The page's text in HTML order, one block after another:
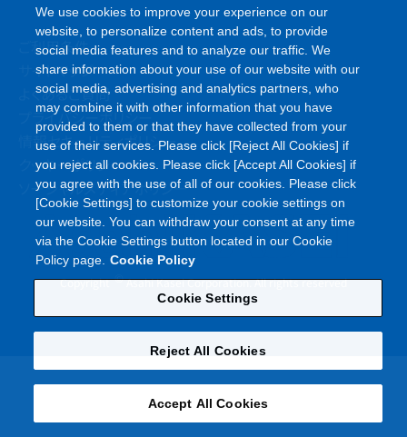
ご利用条件
サイトマップ
よくあるご質問
プライバシーポリシー
情報セキュリティポリシー
クッキーポリシー
ソーシャルメディアポリシー
Copyright©Asahi Kasei Corporation. All rights reserved
We use cookies to improve your experience on our
website, to personalize content and ads, to provide
social media features and to analyze our traffic. We
share information about your use of our website with our
social media, advertising and analytics partners, who
may combine it with other information that you have
provided to them or that they have collected from your
use of their services. Please click [Reject All Cookies] if
you reject all cookies. Please click [Accept All Cookies] if
you agree with the use of all of our cookies. Please click
[Cookie Settings] to customize your cookie settings on
our website. You can withdraw your consent at any time
via the Cookie Settings button located in our Cookie
Policy page. Cookie Policy
Cookie Settings
Reject All Cookies
Accept All Cookies